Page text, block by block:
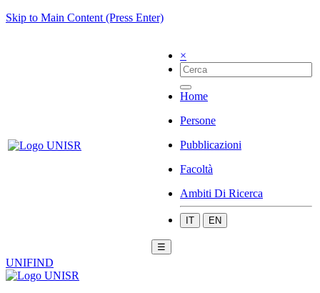
Skip to Main Content (Press Enter)
×
Home
Persone
Pubblicazioni
Facoltà
Ambiti Di Ricerca
IT EN
☰
UNIFIND